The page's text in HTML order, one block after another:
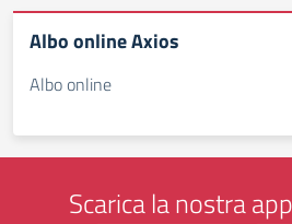
Albo online Axios
Albo online
Scarica la nostra